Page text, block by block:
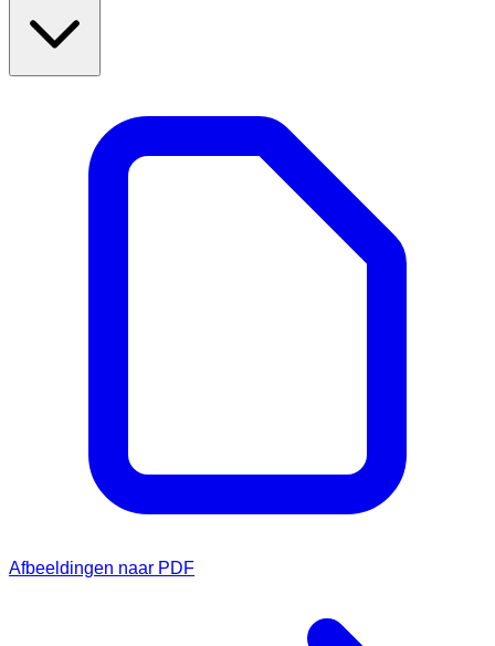
Afbeeldingen naar PDF